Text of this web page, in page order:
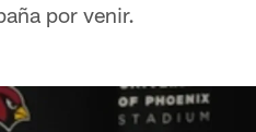
por venir.